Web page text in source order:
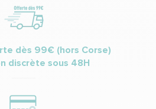
dès 99€ (hors Corse)
discrète sous 48H